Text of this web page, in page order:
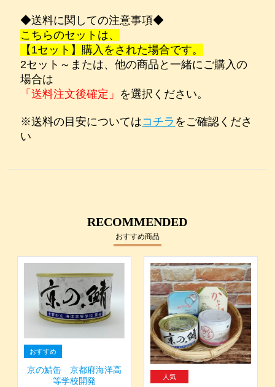
◆送料に関しての注意事項◆
こちらのセットは、
【1セット】購入をされた場合です。
2セット～または、他の商品と一緒にご購入の
場合は
「送料注文後確定」 を選択ください。
※送料の目安についてはコチラ をご確認くださ
い
RECOMMENDED
おすすめ商品
京の鯖缶 京都府海洋高
等学校開発